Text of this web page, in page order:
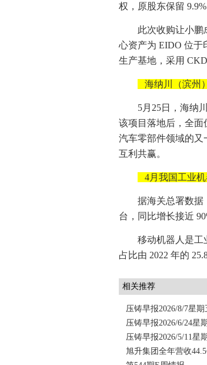
权，原股东保留 9.9%
此次收购让小
心资产为 EIDO 位于
生产基地，采用
海纳川（滨州
5月25日，海纳
该项目落地后，全面
汽车零部件领域的又
互利共赢。
4月我国工业
据海关总署数据
台，同比增长接近
移动机器人是工
占比由 2022 年的
相关推荐
压铸早报2026/8/7星期
压铸早报2026/6/24星
压铸早报2026/5/11星
旭升集团全年营收